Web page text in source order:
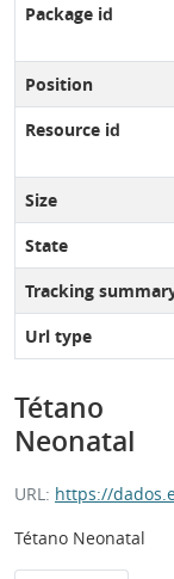
Tétano
Neonatal
URL: https://dados.es.gov.br/dataset/
Tétano Neonatal
Package id
Position
Resource id
Size
State
Tracking
Url type